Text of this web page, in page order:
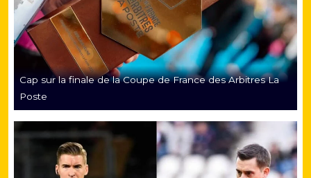
Cap sur la finale de la Coupe de France des Arbitres La
Poste